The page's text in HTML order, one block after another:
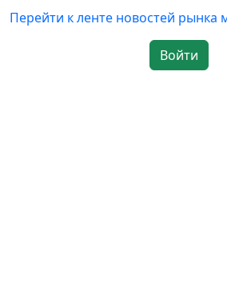
Перейти к ленте новостей рынка
Войти